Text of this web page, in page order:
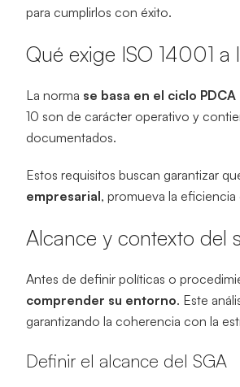
para cumplirlos con éxito.
Qué exige ISO 14001 a
La norma se basa en el ciclo
10 son de carácter operativo y
documentados.
Estos requisitos buscan garantizar
empresarial, promueva la
Alcance y contexto del
Antes de definir políticas o
comprender su entorno. Este
garantizando la coherencia con la
Definir el alcance del SGA